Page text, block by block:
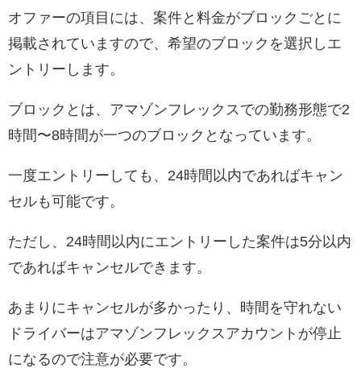
オファーの項目には、案件と料金がブロックごとに
掲載されていますので、希望のブロックを選択しエ
ントリーします。
ブロックとは、アマゾンフレックスでの勤務形態で2
時間〜8時間が一つのブロックとなっています。
一度エントリーしても、24時間以内であればキャン
セルも可能です。
ただし、24時間以内にエントリーした案件は5分以内
であればキャンセルできます。
あまりにキャンセルが多かったり、時間を守れない
ドライバーはアマゾンフレックスアカウントが停止
になるので注意が必要です。